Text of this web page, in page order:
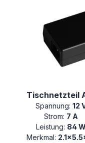
Tischnetzteil
Spannung: 12
Strom: 7 A
Leistung: 84 W
Merkmal: